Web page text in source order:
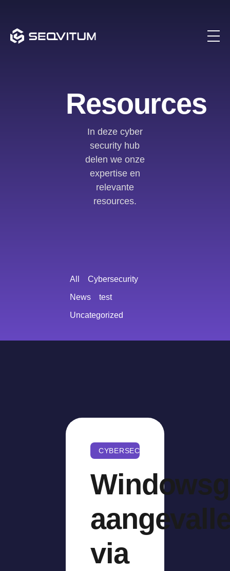
Resources
In deze cyber
security hub
delen we onze
expertise en
relevante
resources.
Cybersecurity
News test
Uncategorized
All
CYBERSECURITY
via